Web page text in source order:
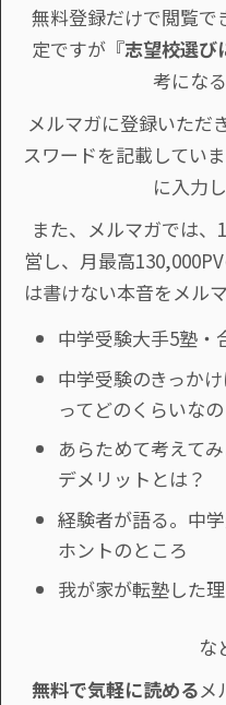
無料登録だけで閲覧で
定ですが『志望校選び
考にな
メルマガに登録いただ
スワードを記載してい
に入力
また、メルマガでは
営し、月最高
は書けない本音をメル
中学受験大手5塾・
中学受験のきっか
ってどのくらいなの
あらためて考えて
デメリットとは？
経験者が語る。中
ホントのところ
我が家が転塾した
な
無料で気軽に読めるメ